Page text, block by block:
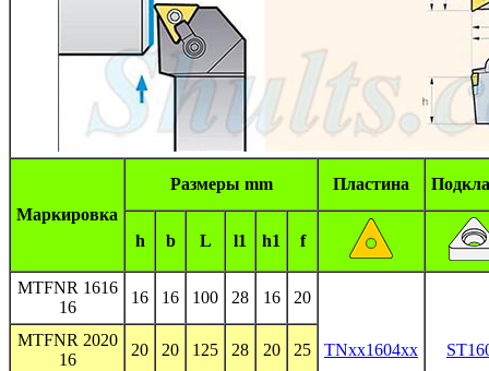
Маркировка
Размеры mm Пластина
h b L l1 h1 f
MTFNR 1616
16
16 16 100 28 16 20
TNxx1604xx
MTFNR 2020
16
20 20 125 28 20 25